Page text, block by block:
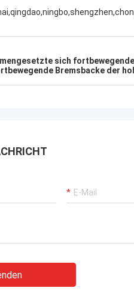
sich
Bremsbacke der